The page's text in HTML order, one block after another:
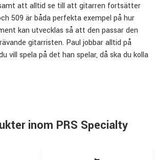
att alltid se till att gitarren fortsätter
509 är båda perfekta exempel på hur
kan utvecklas så att den passar den
gitarristen. Paul jobbar alltid på
vill spela på det han spelar, då ska du kolla
inom PRS Specialty